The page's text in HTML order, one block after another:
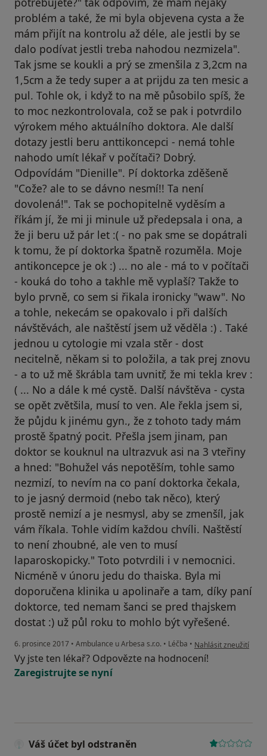
problém a také, že mi byla objevena cysta a že
mám přijít na kontrolu až déle, ale jestli by se
dalo podívat jestli treba nahodou nezmizela".
Tak jsme se koukli a prý se zmenšila z 3,2cm na
1,5cm a že tedy super a at prijdu za ten mesic a
pul. Tohle ok, i když to na mě působilo spíš, že
to moc nezkontrolovala, což se pak i potvrdilo
výrokem mého aktuálního doktora. Ale další
dotazy jestli beru anttikoncepci - nemá tohle
nahodo umít lékař v počítači? Dobrý.
Odpovídám "Dienille". Pí doktorka zděšeně
"Cože? ale to se dávno nesmí!! Ta není
dovolená!". Tak se pochopitelně vyděsím a
říkám jí, že mi ji minule už předepsala i ona, a
že ji beru už pár let :( - no pak sme se dopátrali
k tomu, že pí doktorka špatně rozuměla. Moje
antikoncepce je ok :) ... no ale - má to v počítači
- kouká do toho a takhle mě vyplaší? Takže to
bylo prvně, co sem si řikala ironicky "waw". No
a tohle, nekecám se opakovalo i při dalších
návštěvách, ale naštěstí jsem už věděla :) . Také
jednou u cytologie mi vzala stěr - dost
necitelně, někam si to položila, a tak prej znovu
- a to už mě škrábla tam uvnitř, že mi tekla krev :
( ... No a dále k mé cystě. Další návštěva - cysta
se opět zvětšila, musí to ven. Ale řekla jsem si,
že půjdu k jinému gyn., že z tohoto tady mám
prostě špatný pocit. Přešla jsem jinam, pan
doktor se kouknul na ultrazvuk asi na 3 vteřiny
a hned: "Bohužel vás nepotěším, tohle samo
nezmizí, to nevím na co paní doktorka čekala,
to je jasný dermoid (nebo tak něco), který
prostě nemizí a je nesmysl, aby se zmenšíl, jak
vám říkala. Tohle vidím každou chvíli. Naštěstí
to není zhoubné, ale ven to musí
laparoskopicky." Toto potvrdili i v nemocnici.
Nicméně v únoru jedu do thaiska. Byla mi
doporučena klinika u apolinaře a tam, díky paní
doktorce, ted nemam šanci se pred thajskem
dostat :) už půl roku to mohlo být vyřešené.
6. prosince 2017 • Ambulance u Arbesa s.r.o. • Léčba • podle názoru
Nahlásit zneužití
Vy jste ten lékař? Odpovězte na hodnocení!
Zaregistrujte se nyní
Váš účet byl odstraněn